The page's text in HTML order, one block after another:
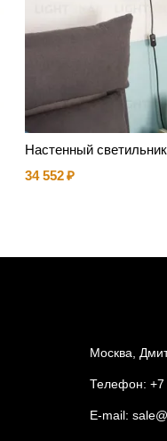
Настенный
34 552
Москва,
Телефон: +7
E-mail: